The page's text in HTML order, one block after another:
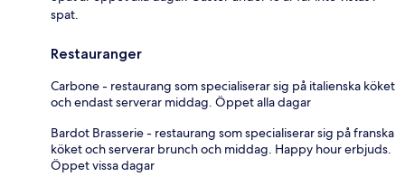
spat.
Restauranger
Carbone - restaurang som specialiserar sig på italienska köket
och endast serverar middag. Öppet alla dagar
Bardot Brasserie - restaurang som specialiserar sig på franska
köket och serverar brunch och middag. Happy hour erbjuds.
Öppet vissa dagar